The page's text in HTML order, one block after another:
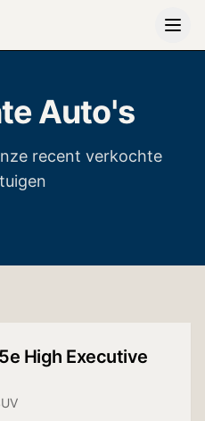
Auto's
recent verkochte
High Executive